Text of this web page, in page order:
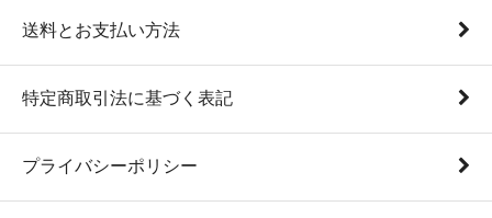
送料とお支払い方法
特定商取引法に基づく表記
プライバシーポリシー